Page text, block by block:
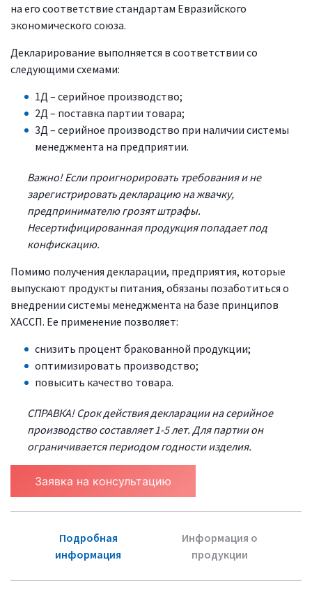
на его соответствие стандартам Евразийского
экономического союза.
Декларирование выполняется в соответствии со
следующими схемами:
1Д – серийное производство;
2Д – поставка партии товара;
3Д – серийное производство при наличии системы
менеджмента на предприятии.
Важно! Если проигнорировать требования и не
зарегистрировать декларацию на жвачку,
предпринимателю грозят штрафы.
Несертифицированная продукция попадает под
конфискацию.
Помимо получения декларации, предприятия, которые
выпускают продукты питания, обязаны позаботиться о
внедрении системы менеджмента на базе принципов
ХАССП. Ее применение позволяет:
снизить процент бракованной продукции;
оптимизировать производство;
повысить качество товара.
СПРАВКА! Срок действия декларации на серийное
производство составляет 1-5 лет. Для партии он
ограничивается периодом годности изделия.
Заявка на консультацию
Подробная
информация
Информация о
продукции